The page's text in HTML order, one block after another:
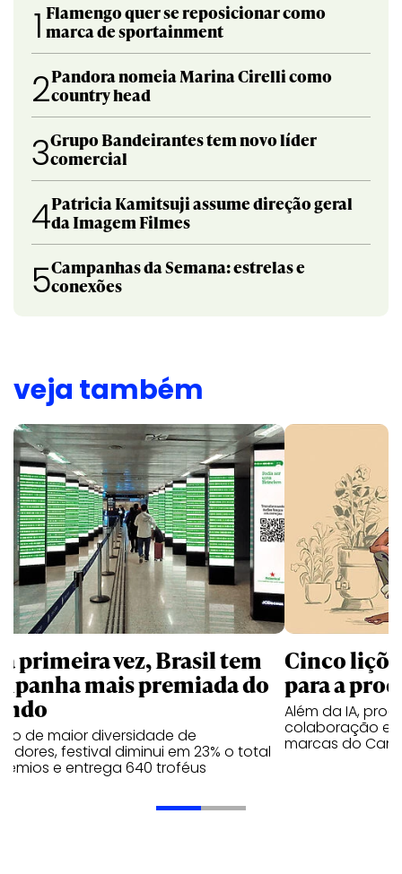
1 Flamengo quer se reposicionar como
marca de sportainment
2Pandora nomeia Marina Cirelli como
country head
3Grupo Bandeirantes tem novo líder
comercial
4Patricia Kamitsuji assume direção geral
da Imagem Filmes
5Campanhas da Semana: estrelas e
conexões
veja também
primeira vez, Brasil tem
mais premiada do
de maior diversidade de
festival diminui em 23% o total
e entrega 640 troféus
Cinco
para a
Além da IA,
colaboração e
marcas do